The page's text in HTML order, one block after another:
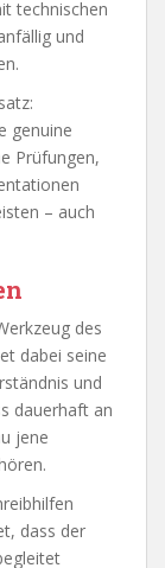
technischen
und
genuine
Prüfungen,
– auch
des
dabei seine
und
dauerhaft an
jene
dass der